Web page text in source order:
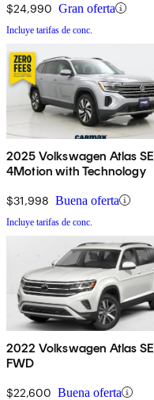
$24,990 Gran oferta
Incluye tarifas de conc.
2025 Volkswagen Atlas SE
4Motion with Technology
$31,998 Buena oferta
Incluye tarifas de conc.
2022 Volkswagen Atlas SE
FWD
$22,600 Buena oferta